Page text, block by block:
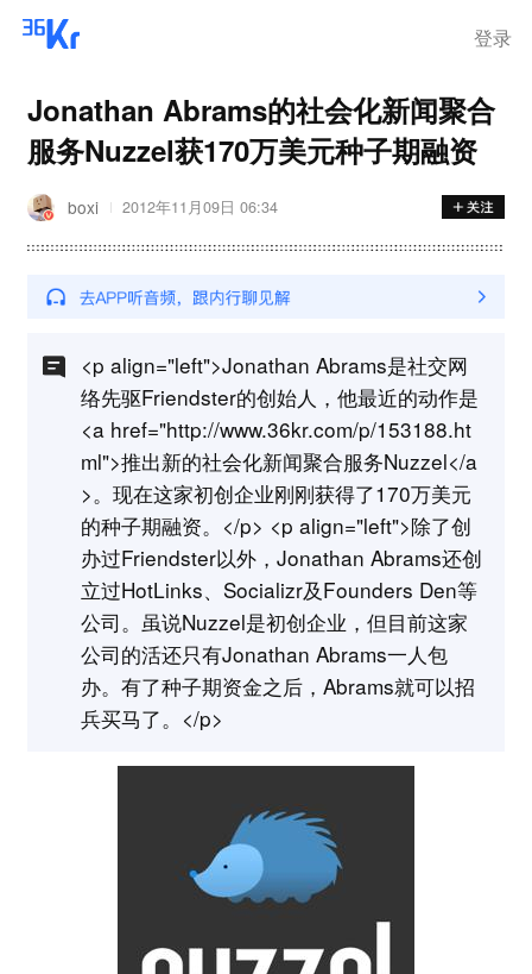
登录
Jonathan Abrams的社会化新闻聚合
服务Nuzzel获170万美元种子期融资
boxi 2012年11月09日 06:34
<p align="left">Jonathan Abrams是社交网
络先驱Friendster的创始人，他最近的动作是
<a href="http://www.36kr.com/p/153188.ht
ml">推出新的社会化新闻聚合服务Nuzzel</a
>。现在这家初创企业刚刚获得了170万美元
的种子期融资。</p> <p align="left">除了创
办过Friendster以外，Jonathan Abrams还创
立过HotLinks、Socializr及Founders Den等
公司。虽说Nuzzel是初创企业，但目前这家
公司的活还只有Jonathan Abrams一人包
办。有了种子期资金之后，Abrams就可以招
兵买马了。</p>